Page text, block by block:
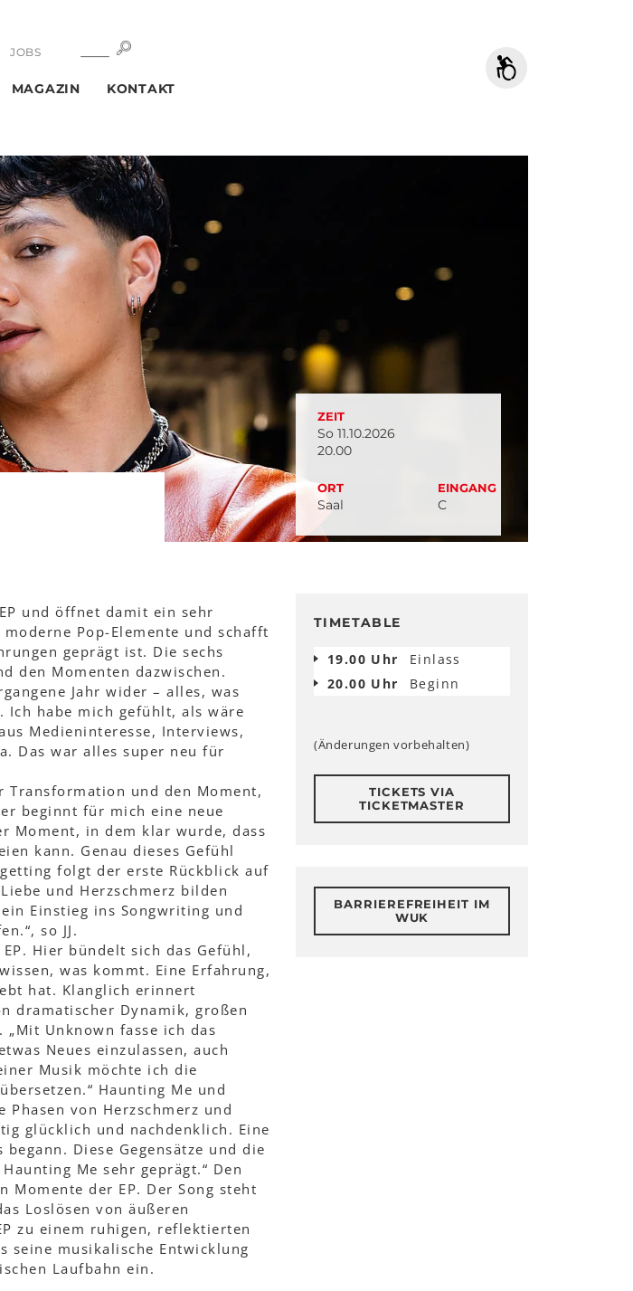
JOBS SUCHE
MAGAZIN KONTAKT
ZEIT
So 11.10.2026
20.00
ORT
Saal
EINGANG
C
und öffnet damit ein sehr
Pop-Elemente und schafft
geprägt ist. Die sechs
den Momenten dazwischen.
Jahr wider – alles, was
Ich habe mich gefühlt, als wäre
Medieninteresse, Interviews,
Das war alles super neu für
Transformation und den Moment,
beginnt für mich eine neue
Moment, in dem klar wurde, dass
kann. Genau dieses Gefühl
folgt der erste Rückblick auf
und Herzschmerz bilden
Einstieg ins Songwriting und
so JJ.
Hier bündelt sich das Gefühl,
was kommt. Eine Erfahrung,
hat. Klanglich erinnert
dramatischer Dynamik, großen
„Mit Unknown fasse ich das
Neues einzulassen, auch
Musik möchte ich die
Haunting Me und
von Herzschmerz und
glücklich und nachdenklich. Eine
Diese Gegensätze und die
Me sehr geprägt.“ Den
der EP. Der Song steht
Loslösen von äußeren
zu einem ruhigen, reflektierten
seine musikalische Entwicklung
Laufbahn ein.
TIMETABLE
19.00 Uhr
Einlass
20.00 Uhr
Beginn
(Änderungen vorbehalten)
TICKETS VIA
TICKETMASTER
BARRIEREFREIHEIT IM
WUK